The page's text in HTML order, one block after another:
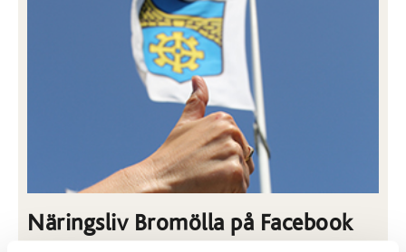
Näringsliv Bromölla på Facebook